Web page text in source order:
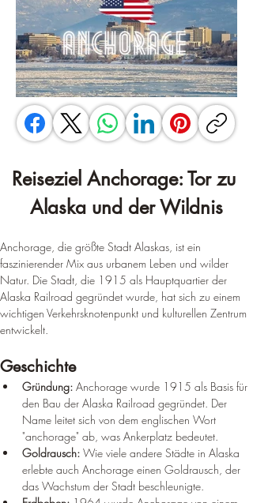
Reiseziel Anchorage: Tor zu
Alaska und der Wildnis
Anchorage, die größte Stadt Alaskas, ist ein
faszinierender Mix aus urbanem Leben und wilder
Natur. Die Stadt, die 1915 als Hauptquartier der
Alaska Railroad gegründet wurde, hat sich zu einem
wichtigen Verkehrsknotenpunkt und kulturellen Zentrum
entwickelt.
Geschichte
Gründung: Anchorage wurde 1915 als Basis für
den Bau der Alaska Railroad gegründet. Der
Name leitet sich von dem englischen Wort
"anchorage" ab, was Ankerplatz bedeutet.
Goldrausch: Wie viele andere Städte in Alaska
erlebte auch Anchorage einen Goldrausch, der
das Wachstum der Stadt beschleunigte.